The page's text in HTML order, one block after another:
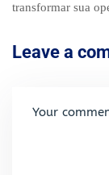
transformar sua
Leave a